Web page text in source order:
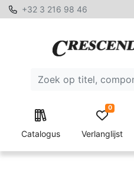
+32 3 216 98 46
Catalogus Verlanglijst
0